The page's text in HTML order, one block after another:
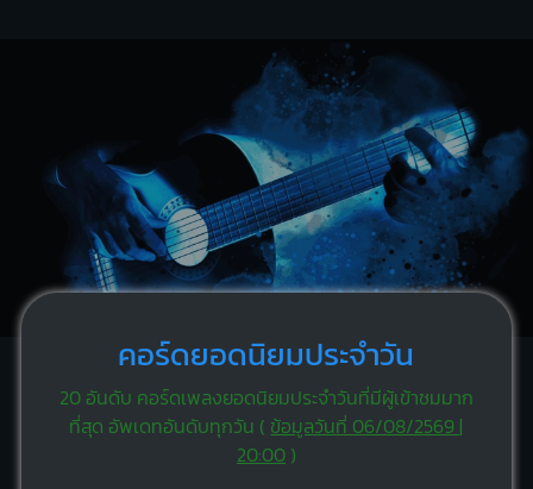
คอร์ดยอดนิยมประจำวัน
20 อันดับ คอร์ดเพลงยอดนิยมประจำวันที่มีผู้เข้าชมมาก
ที่สุด อัพเดทอันดับทุกวัน ( ข้อมูลวันที่ 06/08/2569 |
20:00)